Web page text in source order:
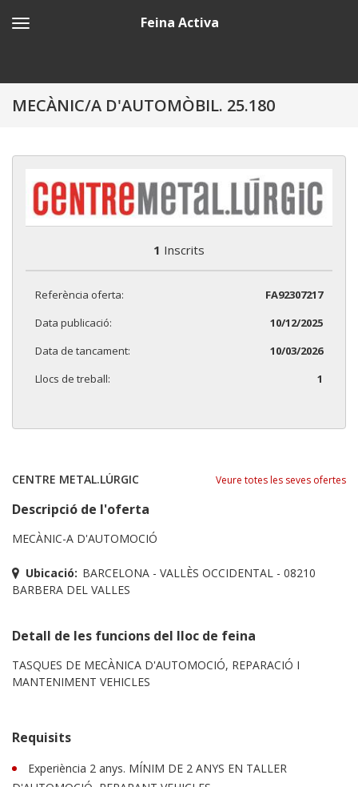
Feina Activa
MECÀNIC/A D'AUTOMÒBIL. 25.180
1 Inscrits
Referència oferta:
FA92307217
Data publicació:
10/12/2025
Data de tancament:
10/03/2026
Llocs de treball:
1
CENTRE METAL.LÚRGIC Veure totes les seves ofertes
Descripció de l'oferta
MECÀNIC-A D'AUTOMOCIÓ
Ubicació: BARCELONA - VALLÈS OCCIDENTAL - 08210
BARBERA DEL VALLES
Detall de les funcions del lloc de feina
TASQUES DE MECÀNICA D'AUTOMOCIÓ, REPARACIÓ I
MANTENIMENT VEHICLES
Requisits
Experiència 2 anys. MÍNIM DE 2 ANYS EN TALLER